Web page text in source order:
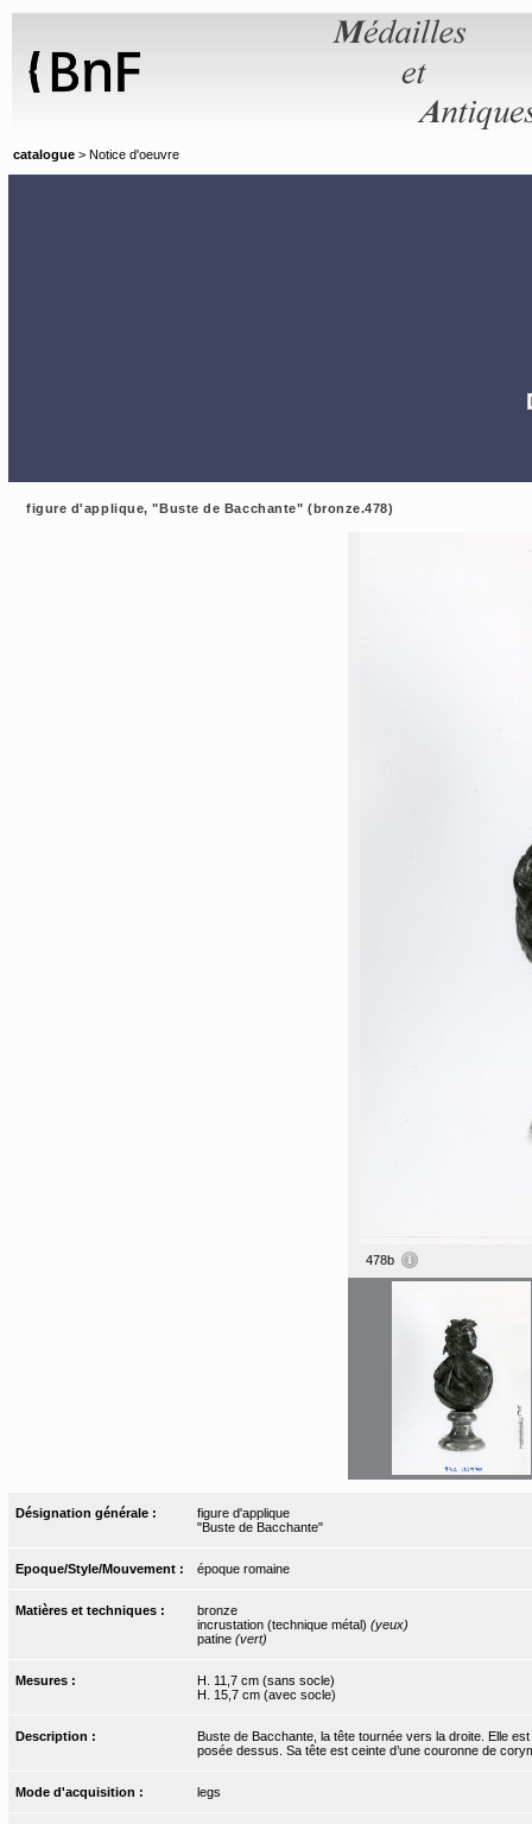
catalogue > Notice d'oeuvre
figure d'applique, "Buste de Bacchante" (bronze.478)
478b
Désignation générale :
figure d'applique
"Buste de Bacchante"
Epoque/Style/Mouvement : époque romaine
Matières et techniques :
bronze
incrustation (technique métal) (yeux)
patine (vert)
Mesures :
H. 11,7 cm (sans socle)
H. 15,7 cm (avec socle)
Description :
Buste de Bacchante, la tête tournée vers la droite. Elle
posée dessus. Sa tête est ceinte d’une couronne de
Mode d'acquisition : legs